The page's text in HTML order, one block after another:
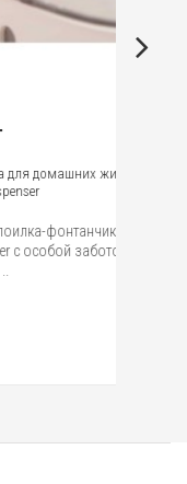
животных Mijia
Mijia Smart